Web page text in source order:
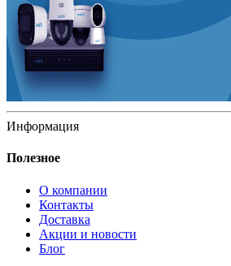
Информация
Полезное
О компании
Контакты
Доставка
Акции и новости
Блог